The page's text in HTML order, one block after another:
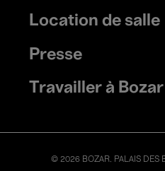
Location de salle
Presse
Travailler à Bozar
© 2026 BOZAR. PALAIS DES